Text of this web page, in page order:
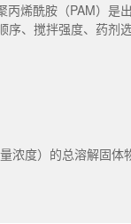
烯酰胺（PAM）是
序、搅拌强度、药剂
浓度）的总溶解固体